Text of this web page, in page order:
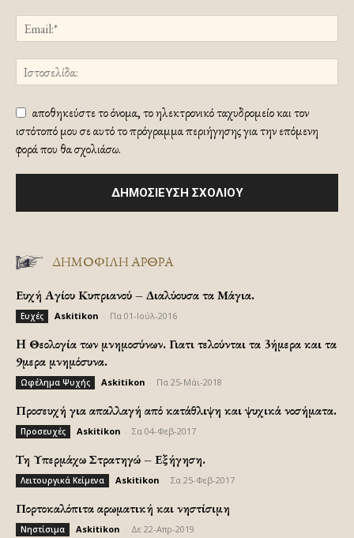
αποθηκεύστε το όνομα, το ηλεκτρονικό ταχυδρομείο και τον
ιστότοπό μου σε αυτό το πρόγραμμα περιήγησης για την επόμενη
φορά που θα σχολιάσω.
ΔΗΜΟΦΙΛΗ ΑΡΘΡΑ
Ευχή Αγίου Κυπριανού – Διαλύουσα τα Μάγια.
Ευχές Askitikon Πα 01-Ιούλ-2016
H Θεολογία των μνημοσύνων. Γιατι τελούνται τα 3ήμερα και τα
9μερα μνημόσυνα.
Ωφέλημα Ψυχής Askitikon Πα 25-Μάι-2018
Προσευχή για απαλλαγή από κατάθλιψη και ψυχικά νοσήματα.
Προσευχές Askitikon Σα 04-Φεβ-2017
Τη Υπερμάχω Στρατηγώ – Εξήγηση.
Λειτουργικά Κείμενα Askitikon Σα 25-Φεβ-2017
Πορτοκαλόπιτα αρωματική και νηστίσιμη
Νηστίσιμα Askitikon Δε 22-Απρ-2019